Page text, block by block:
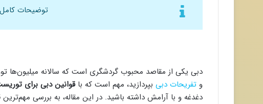
توضیحات
دبی یکی از مقاصد محبوب گردشگری است که سالانه میلیون‌ها
و تفریحات دبی بپردازید، مهم است که باقوانین دبی برای
دغدغه و با آرامش داشته باشید. در این مقاله، به بررسی